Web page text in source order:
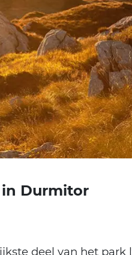
Durmitor
deel van het park